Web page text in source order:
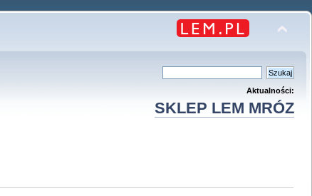
Aktualności:
SKLEP LEM MRÓZ